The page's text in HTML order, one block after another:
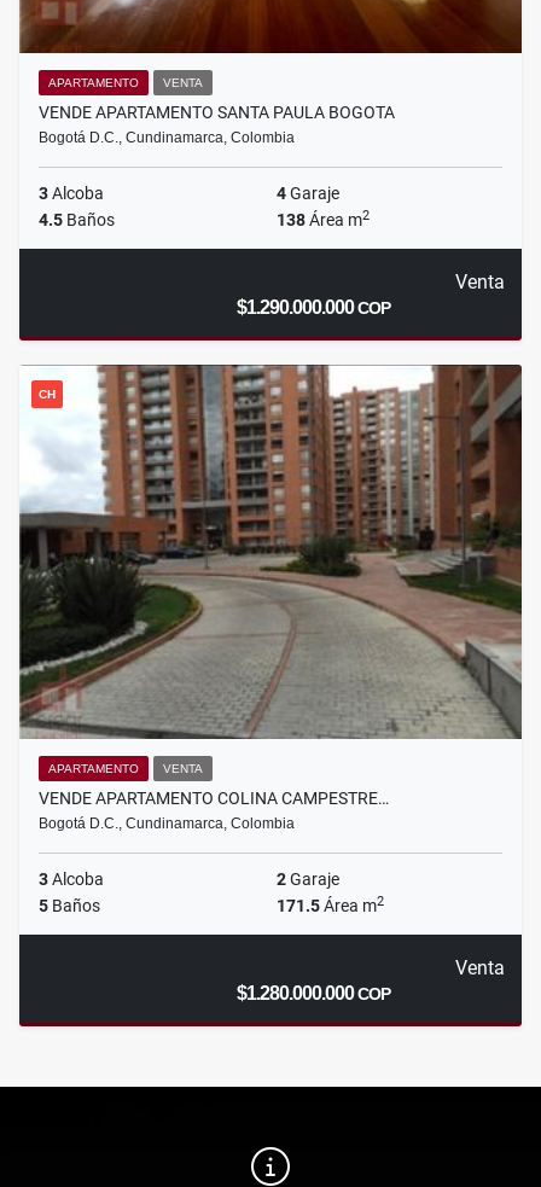
APARTAMENTO VENTA
VENDE APARTAMENTO SANTA PAULA BOGOTA
Bogotá D.C., Cundinamarca, Colombia
3Alcoba 4Garaje
4.5 Baños 138Área m2
Venta
$1.290.000.000COP
CH
APARTAMENTO VENTA
VENDE APARTAMENTO COLINA CAMPESTRE…
Bogotá D.C., Cundinamarca, Colombia
3Alcoba 2Garaje
5 Baños 171.5Área m2
Venta
$1.280.000.000COP